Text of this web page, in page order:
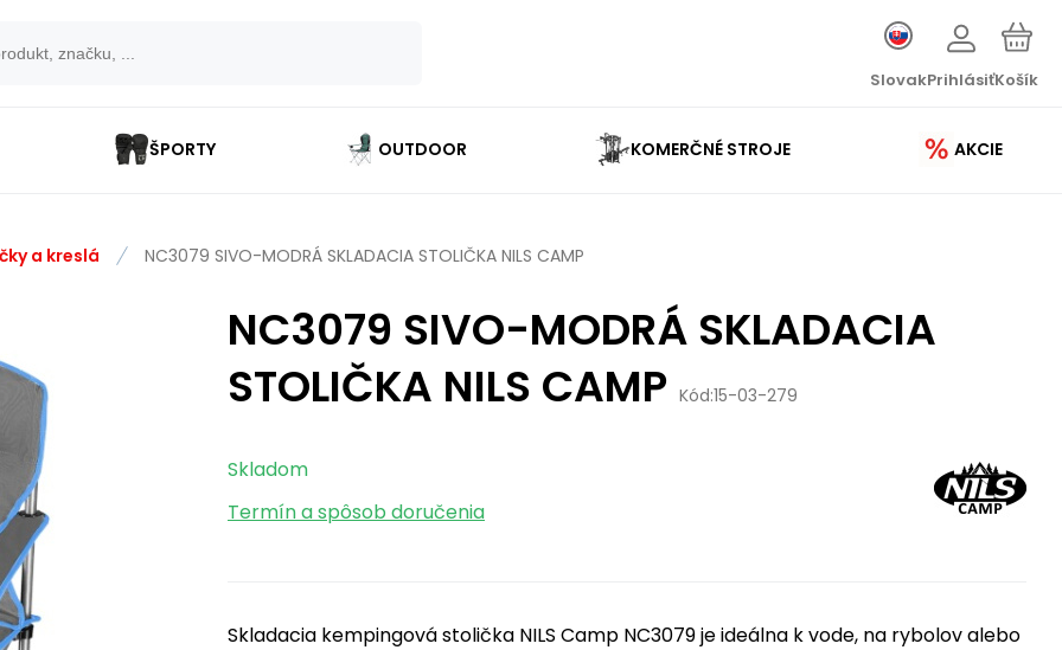
SlovakPrihlásiťKošík
ŠPORTY OUTDOOR KOMERČNÉ STROJE AKCIE
a kreslá NC3079 SIVO-MODRÁ SKLADACIA STOLIČKA NILS CAMP
NC3079 SIVO-MODRÁ SKLADACIA
STOLIČKA NILS CAMP Kód:15-03-279
Skladom
Termín a spôsob doručenia
Skladacia kempingová stolička NILS Camp NC3079 je ideálna k vode, na rybolov alebo